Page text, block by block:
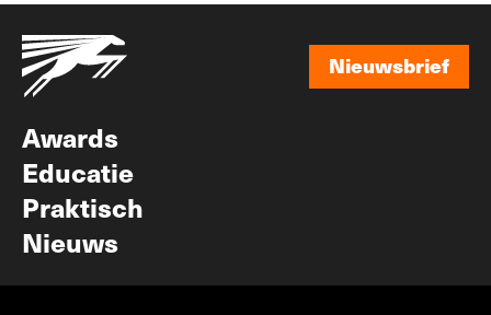
Nieuwsbrief
Awards
Educatie
Praktisch
Nieuws